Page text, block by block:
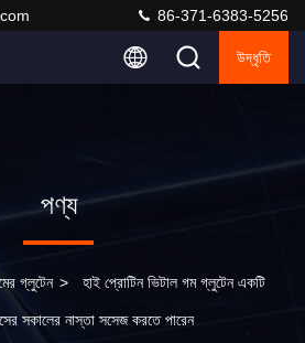
86-371-6383-5256
উদ্ধৃতি
পণ্য
গ্লুটেন > হাই প্রোটিন ভিটাল গম গ্লুটেন একটি
সকালের নাস্তা সসেজ করতে পারেন